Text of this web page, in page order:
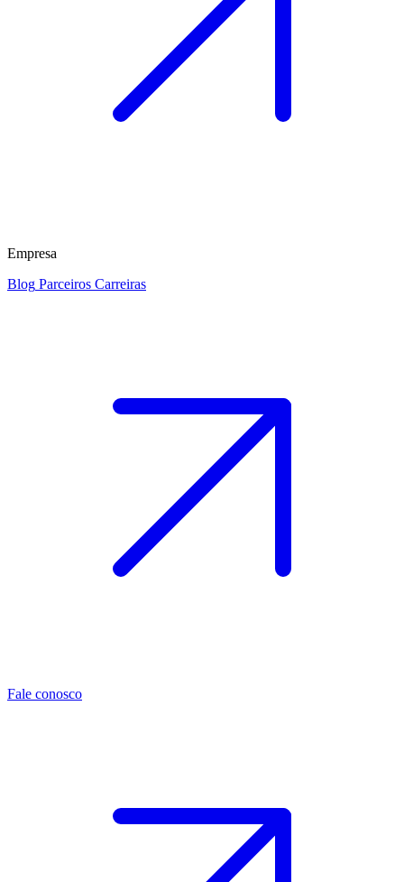
Empresa
Blog Parceiros Carreiras
Fale conosco